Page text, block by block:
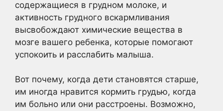
содержащиеся в грудном молоке, и
активность грудного вскармливания
высвобождают химические вещества в
мозге вашего ребенка, которые помогают
успокоить и расслабить малыша.
Вот почему, когда дети становятся старше,
им иногда нравится кормить грудью, когда
им больно или они расстроены. Возможно,